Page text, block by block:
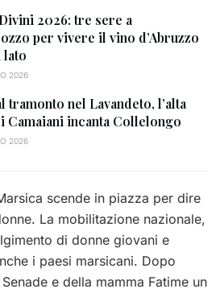
2026: tre sere a
per vivere il vino d’Abruzzo
lato
2026
tramonto nel Lavandeto, l’alta
Camaiani incanta Collelongo
2026
scende in piazza per dire
La mobilitazione nazionale,
di donne giovani e
i paesi marsicani. Dopo
e della mamma Fatime un